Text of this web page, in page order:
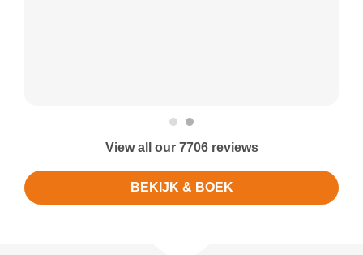
View all our 7706 reviews
BEKIJK & BOEK